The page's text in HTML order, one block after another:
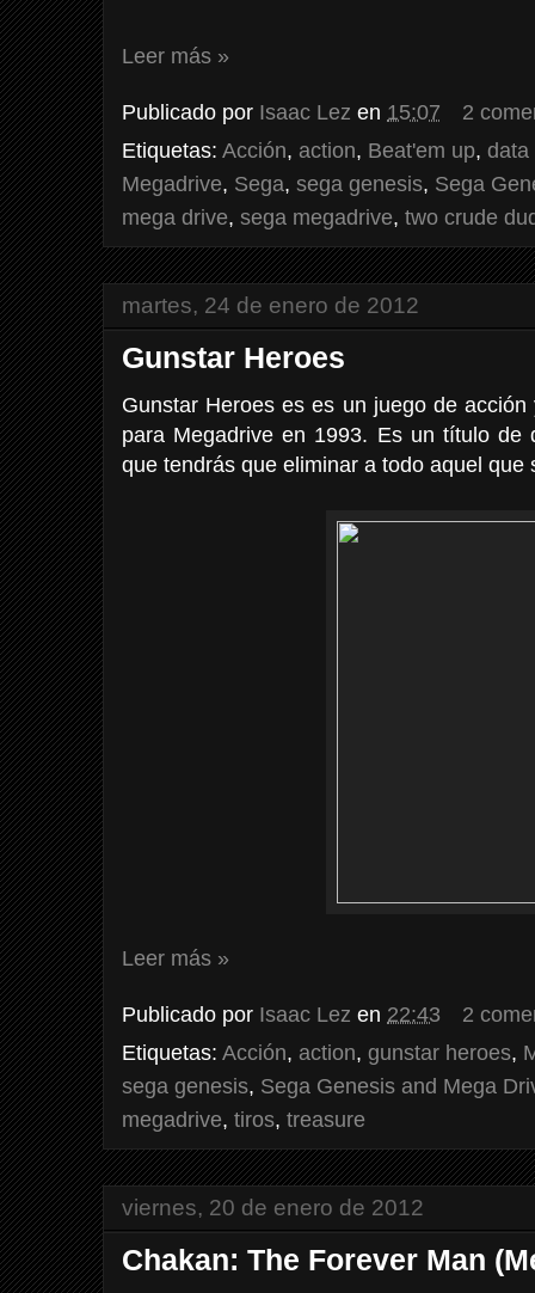
Leer más »
Publicado por Isaac Lez en 15:07
2
Etiquetas: Acción, action, Beat'em up, data
Megadrive, Sega, sega genesis, Sega
mega drive, sega megadrive, two crude
martes, 24 de enero de 2012
Gunstar Heroes
Gunstar Heroes es es un juego de
para Megadrive en 1993. Es un título de
que tendrás que eliminar a todo aquel que
Leer más »
Publicado por Isaac Lez en 22:43
2
Etiquetas: Acción, action, gunstar heroes,
sega genesis, Sega Genesis and Mega
megadrive, tiros, treasure
viernes, 20 de enero de 2012
Chakan: The Forever Man